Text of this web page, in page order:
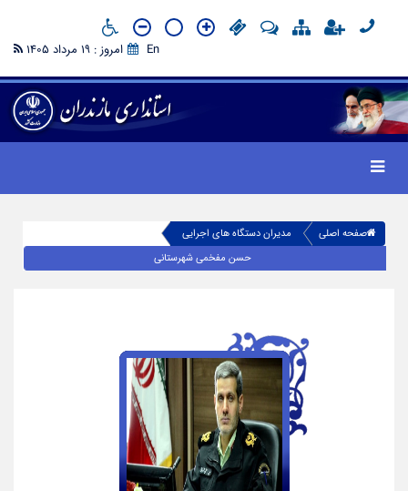
En امروز : 19 مرداد 1405
صفحه اصلی
مدیران دستگاه های اجرایی
حسن مفخمی شهرستانی